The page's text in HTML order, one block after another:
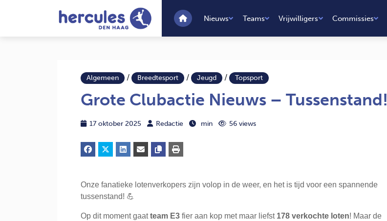
Nieuws Teams Vrijwilligers Commissies
Algemeen / Breedtesport / Jeugd / Topsport
Grote Clubactie Nieuws – Tussenstand!
17 oktober 2025 Redactie min 56 views
Onze fanatieke lotenverkopers zijn volop in de weer, en het is tijd voor een spannende
tussenstand! 💪
Op dit moment gaatteam E3 fier aan kop met maar liefst 178 verkochte loten! Maar de